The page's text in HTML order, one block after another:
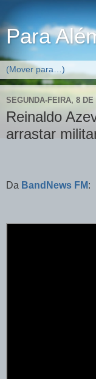
Para
SEGUNDA-FEIRA, 8
Reinaldo
arrastar
Da BandNews FM: